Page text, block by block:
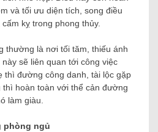
và tối ưu diện tích, song điều
kỵ trong phong thủy.
thường là nơi tối tăm, thiếu ánh
sẽ liên quan tới công việc
thì đường công danh, tài lộc gặp
thì hoàn toàn với thể cản đường
làm giàu.
phòng ngủ